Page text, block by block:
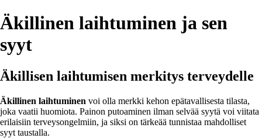
Äkillinen laihtuminen ja sen
syyt
Äkillisen laihtumisen merkitys terveydelle
Äkillinen laihtuminen voi olla merkki kehon epätavallisesta tilasta,
joka vaatii huomiota. Painon putoaminen ilman selvää syytä voi viitata
erilaisiin terveysongelmiin, ja siksi on tärkeää tunnistaa mahdolliset
syyt taustalla.